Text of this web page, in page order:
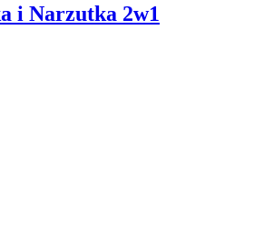
i Narzutka 2w1